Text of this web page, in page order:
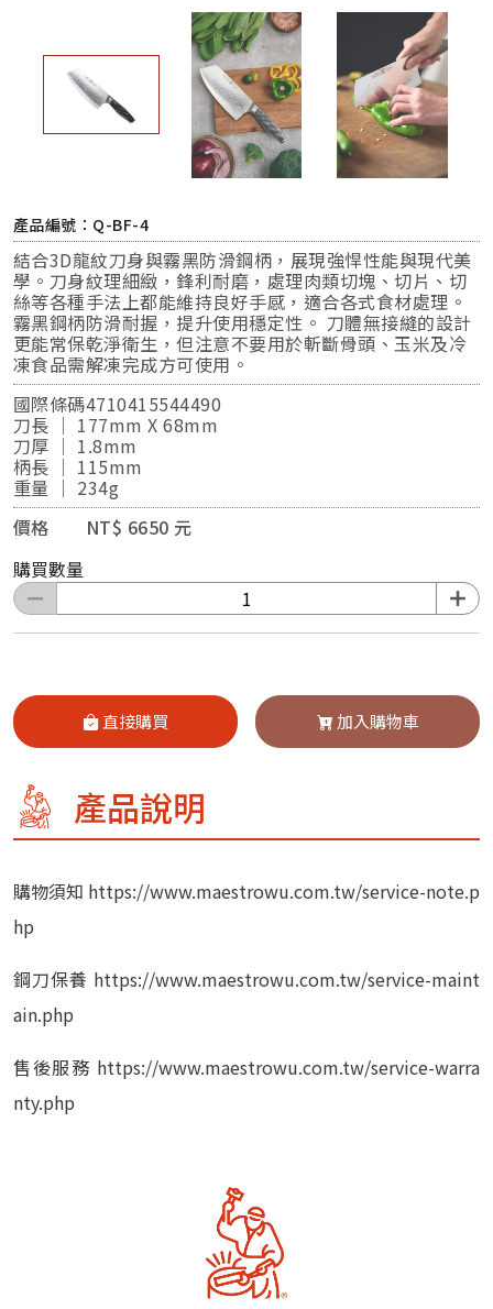
產品編號：Q-BF-4
結合3D龍紋刀身與霧黑防滑鋼柄，展現強悍性能與現代美
學。刀身紋理細緻，鋒利耐磨，處理肉類切塊、切片、切
絲等各種手法上都能維持良好手感，適合各式食材處理。
霧黑鋼柄防滑耐握，提升使用穩定性。 刀體無接縫的設計
更能常保乾淨衛生，但注意不要用於斬斷骨頭、玉米及冷
凍食品需解凍完成方可使用。
國際條碼4710415544490
刀長 ｜ 177mm X 68mm
刀厚 ｜ 1.8mm
柄長 ｜ 115mm
重量 ｜ 234g
價格 NT$ 6650 元
購買數量
直接購買 加入購物車
產品說明
購物須知 https://www.maestrowu.com.tw/service-note.p
hp
鋼刀保養 https://www.maestrowu.com.tw/service-maint
ain.php
售後服務 https://www.maestrowu.com.tw/service-warra
nty.php